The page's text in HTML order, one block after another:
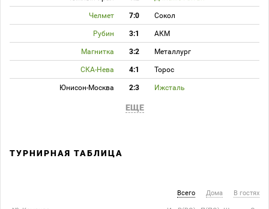
Челмет 7:0 Сокол
Рубин 3:1 АКМ
Магнитка 3:2 Металлург
СКА-Нева 4:1 Торос
Юнисон-Москва 2:3 Ижсталь
ЕЩЕ
ТУРНИРНАЯ ТАБЛИЦА
Всего Дома В гостях